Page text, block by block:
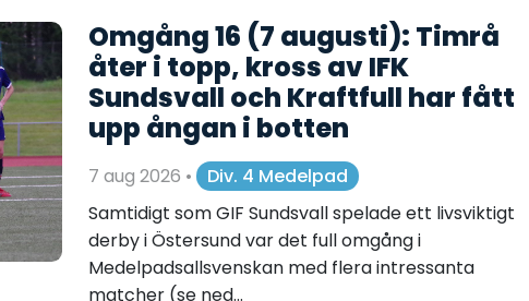
Omgång 16 (7 augusti): Timrå
åter i topp, kross av IFK
Sundsvall och Kraftfull har fått
upp ångan i botten
7 aug 2026 •
Div. 4 Medelpad
Samtidigt som GIF Sundsvall spelade ett livsviktigt
derby i Östersund var det full omgång i
Medelpadsallsvenskan med flera intressanta
matcher (se ned...